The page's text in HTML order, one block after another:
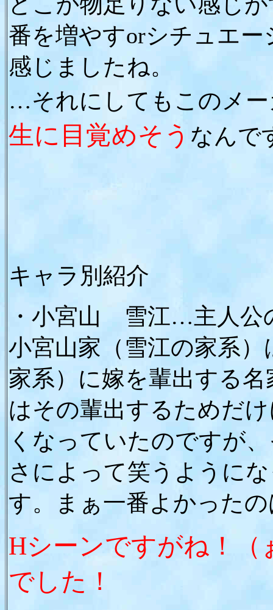
番を増やすorシチュエ
感じましたね。
…それにしてもこのメ
生に目覚めそう なんで
キャラ別紹介
・小宮山 雪江…主人公
小宮山家（雪江の家系
家系）に嫁を輩出する
はその輩出するためだ
くなっていたのですが
さによって笑うように
す。まぁ一番よかった
Hシーンですがね！
でした！